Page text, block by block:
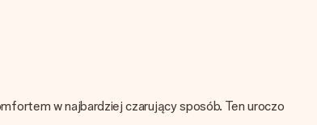
w najbardziej czarujący sposób. Ten uroczo